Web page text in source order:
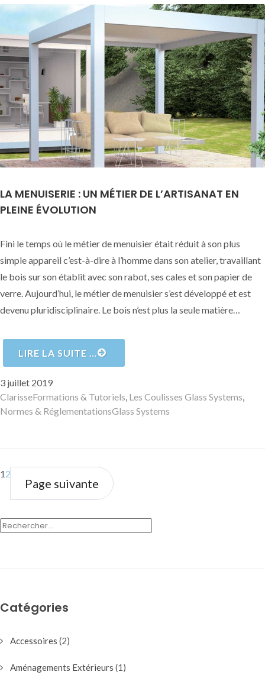
LA MENUISERIE : UN MÉTIER DE L’ARTISANAT EN
PLEINE ÉVOLUTION
Fini le temps où le métier de menuisier était réduit à son plus
simple appareil c’est-à-dire à l’homme dans son atelier, travaillant
le bois sur son établit avec son rabot, ses cales et son papier de
verre. Aujourd’hui, le métier de menuisier s’est développé et est
devenu pluridisciplinaire. Le bois n’est plus la seule matière…
LIRE LA SUITE …
Publié
le
3 juillet 2019
Auteur
ClarisseCatégories
Formations & Tutoriels, Les Coulisses Glass Systems,
Normes & RéglementationsMots-
Glass Systems
Page
1Page
2
Page suivante
RECHERCHER :
Catégories
Accessoires (2)
Aménagements Extérieurs (1)